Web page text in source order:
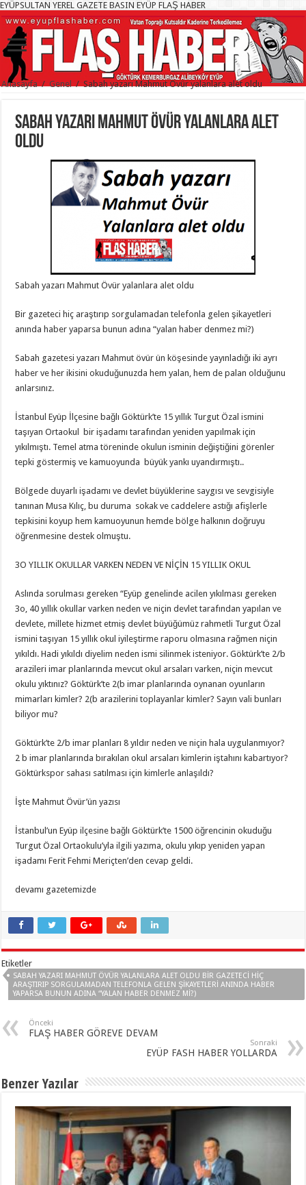
EYÜPSULTAN YEREL GAZETE BASIN EYÜP FLAŞ HABER
Anasayfa / Genel / Sabah yazarı Mahmut Övür yalanlara alet oldu
Sabah yazarı Mahmut Övür yalanlara alet
oldu
Sabah yazarı Mahmut Övür yalanlara alet oldu
Bir gazeteci hiç araştırıp sorgulamadan telefonla gelen şikayetleri
anında haber yaparsa bunun adına “yalan haber denmez mi?)
Sabah gazetesi yazarı Mahmut övür ün köşesinde yayınladığı iki ayrı
haber ve her ikisini okuduğunuzda hem yalan, hem de palan olduğunu
anlarsınız.
İstanbul Eyüp İlçesine bağlı Göktürk’te 15 yıllık Turgut Özal ismini
taşıyan Ortaokul bir işadamı tarafından yeniden yapılmak için
yıkılmıştı. Temel atma töreninde okulun isminin değiştiğini görenler
tepki göstermiş ve kamuoyunda büyük yankı uyandırmıştı..
Bölgede duyarlı işadamı ve devlet büyüklerine saygısı ve sevgisiyle
tanınan Musa Kılıç, bu duruma sokak ve caddelere astığı afişlerle
tepkisini koyup hem kamuoyunun hemde bölge halkının doğruyu
öğrenmesine destek olmuştu.
3O YILLIK OKULLAR VARKEN NEDEN VE NİÇİN 15 YILLIK OKUL
Aslında sorulması gereken “Eyüp genelinde acilen yıkılması gereken
3o, 40 yıllık okullar varken neden ve niçin devlet tarafından yapılan ve
devlete, millete hizmet etmiş devlet büyüğümüz rahmetli Turgut Özal
ismini taşıyan 15 yıllık okul iyileştirme raporu olmasına rağmen niçin
yıkıldı. Hadi yıkıldı diyelim neden ismi silinmek isteniyor. Göktürk’te 2/b
arazileri imar planlarında mevcut okul arsaları varken, niçin mevcut
okulu yıktınız? Göktürk’te 2(b imar planlarında oynanan oyunların
mimarları kimler? 2(b arazilerini toplayanlar kimler? Sayın vali bunları
biliyor mu?
Göktürk’te 2/b imar planları 8 yıldır neden ve niçin hala uygulanmıyor?
2 b imar planlarında bırakılan okul arsaları kimlerin iştahını kabartıyor?
Göktürkspor sahası satılması için kimlerle anlaşıldı?
İşte Mahmut Övür’ün yazısı
İstanbul’un Eyüp ilçesine bağlı Göktürk’te 1500 öğrencinin okuduğu
Turgut Özal Ortaokulu’yla ilgili yazıma, okulu yıkıp yeniden yapan
işadamı Ferit Fehmi Meriçten’den cevap geldi.
devamı gazetemizde
Etiketler
SABAH YAZARI MAHMUT ÖVÜR YALANLARA ALET OLDU BIR GAZETECI HIÇ
ARAŞTIRIP SORGULAMADAN TELEFONLA GELEN ŞIKAYETLERI ANINDA HABER
YAPARSA BUNUN ADINA “YALAN HABER DENMEZ MI?)
Önceki
FLAŞ HABER GÖREVE DEVAM
Sonraki
EYÜP FASH HABER YOLLARDA
Benzer Yazılar